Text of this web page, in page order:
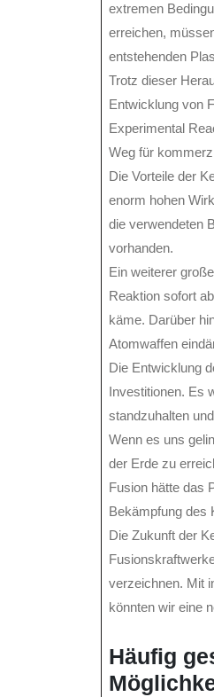
extremen
erreichen,
entstehenden
Trotz dieser
Entwicklung von
Experimental
Weg für
Die Vorteile der
enorm hohen
die verwendeten
vorhanden.
Ein weiterer
Reaktion sofort
käme. Darüber
Atomwaffen
Die Entwicklung
Investitionen. Es
standzuhalten
Wenn es uns
der Erde zu
Fusion hätte das
Bekämpfung des
Die Zukunft der
verzeichnen. Mit
könnten wir eine
Häufig